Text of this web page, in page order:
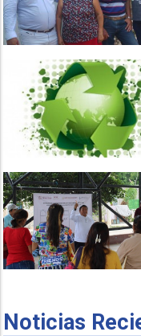
Noticias